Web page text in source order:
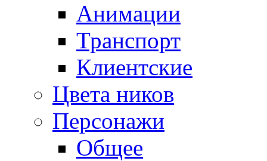
Анимации
Транспорт
Клиентские
Цвета ников
Персонажи
Общее